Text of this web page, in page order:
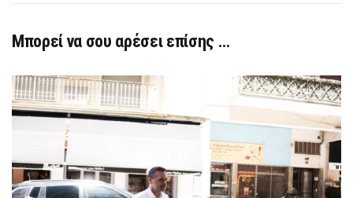
Μπορεί να σου αρέσει επίσης …